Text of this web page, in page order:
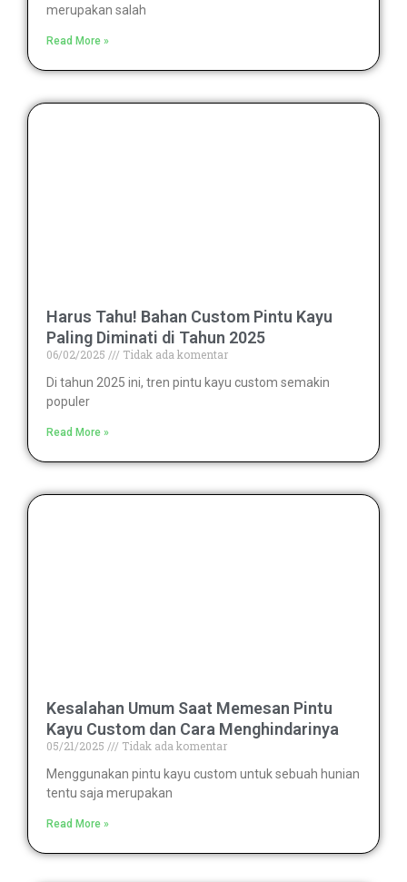
merupakan salah
Read More »
Harus Tahu! Bahan Custom Pintu Kayu
Paling Diminati di Tahun 2025
06/02/2025
Tidak ada komentar
Di tahun 2025 ini, tren pintu kayu custom semakin
populer
Read More »
Kesalahan Umum Saat Memesan Pintu
Kayu Custom dan Cara Menghindarinya
05/21/2025
Tidak ada komentar
Menggunakan pintu kayu custom untuk sebuah hunian
tentu saja merupakan
Read More »